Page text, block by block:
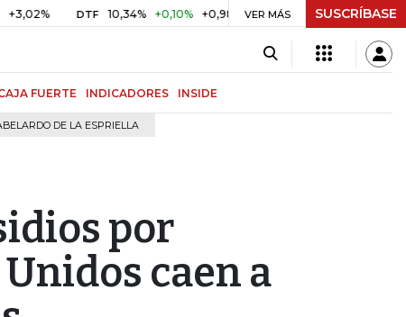
DTF 10,34% +0,10% +0,98% UVR $ 416,96 +$ 0,05 +0,01%
VER MÁS SUSCRÍBASE
FUERTE INDICADORES INSIDE
DE LA ESPRIELLA
por
caen a